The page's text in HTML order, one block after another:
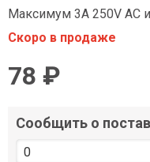
Максимум 3A 250V AC
Скоро в продаже
78 ₽
Сообщить о